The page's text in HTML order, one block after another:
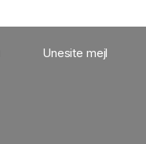
Unesite mejl